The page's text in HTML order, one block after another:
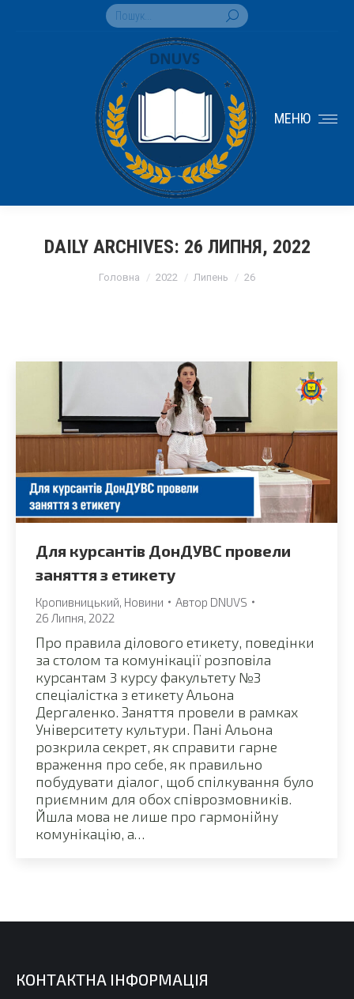
Search:
МЕНЮ
DAILY ARCHIVES: 26 ЛИПНЯ, 2022
Головна 2022 Липень 26
Для курсантів ДонДУВС провели
заняття з етикету
Кропивницький Новини Автор DNUVS
26 Липня, 2022
Про правила ділового етикету, поведінки
за столом та комунікації розповіла
курсантам 3 курсу факультету №3
спеціалістка з етикету Альона
Дергаленко. Заняття провели в рамках
Університету культури. Пані Альона
розкрила секрет, як справити гарне
враження про себе, як правильно
побудувати діалог, щоб спілкування було
приємним для обох співрозмовників.
Йшла мова не лише про гармонійну
комунікацію, а…
КОНТАКТНА ІНФОРМАЦІЯ